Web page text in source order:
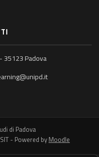
35123 Padova
di Padova
- Powered by Moodle